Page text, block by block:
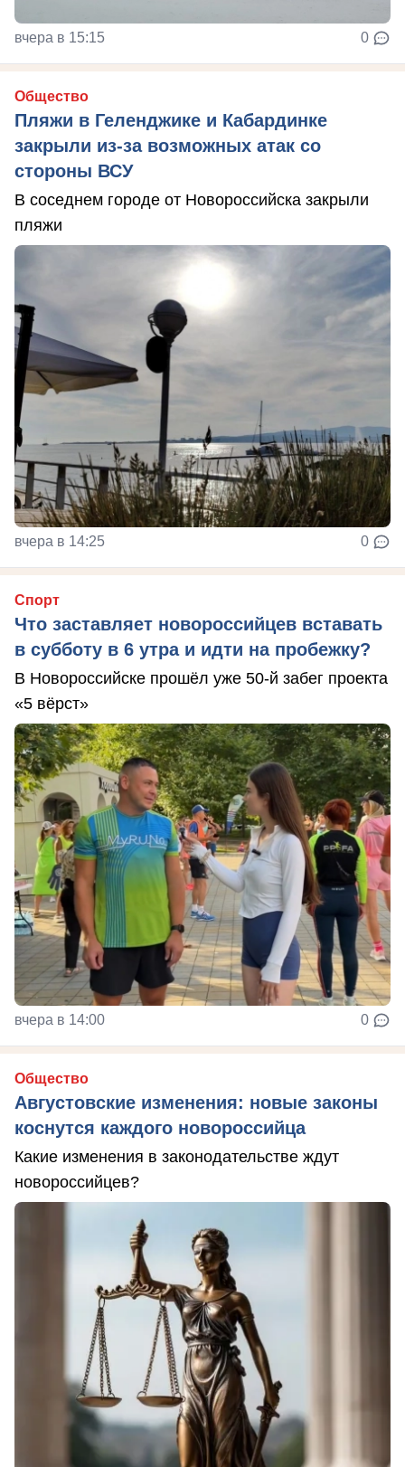
вчера в 15:15 0
Общество
Пляжи в Геленджике и Кабардинке
закрыли из-за возможных атак со
стороны ВСУ
В соседнем городе от Новороссийска закрыли
пляжи
вчера в 14:25 0
Спорт
Что заставляет новороссийцев вставать
в субботу в 6 утра и идти на пробежку?
В Новороссийске прошёл уже 50-й забег проекта
«5 вёрст»
вчера в 14:00 0
Общество
Августовские изменения: новые законы
коснутся каждого новороссийца
Какие изменения в законодательстве ждут
новороссийцев?